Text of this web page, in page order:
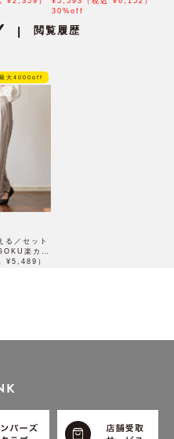
デル」
30%off
| 閲覧履歴
大4000off
る／セット
楽カッ
ドパンツ
¥5,489）